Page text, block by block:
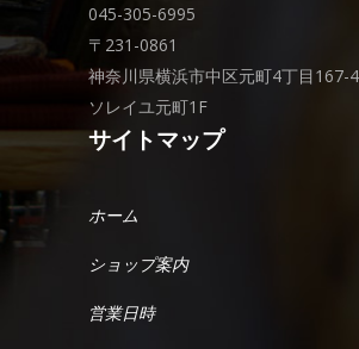
045-305-6995
〒231-0861
神奈川県横浜市中区元町4丁目167-4
ソレイユ元町1F
サイトマップ
ホーム
ショップ案内
営業日時